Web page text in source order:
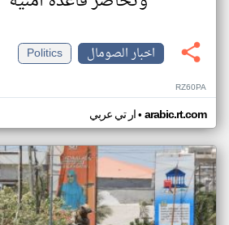
اخبار الصومال
Politics
RZ60PA
ار تي عربي• arabic.rt.com